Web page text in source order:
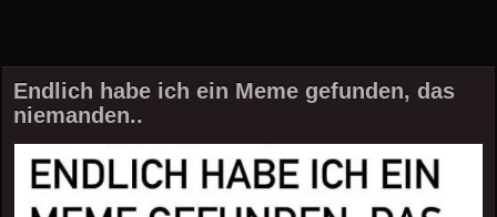
Endlich habe ich ein Meme gefunden, das
niemanden..